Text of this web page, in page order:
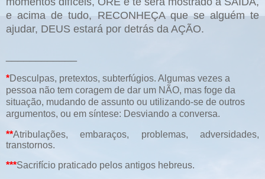
e acima de tudo, RECONHEÇA que se alguém te
ajudar, DEUS estará por detrás da AÇÃO.
*Desculpas, pretextos, subterfúgios. Algumas vezes a
pessoa não tem coragem de dar um NÃO, mas foge da
situação, mudando de assunto ou utilizando-se de outros
argumentos, ou em síntese: Desviando a conversa.
**Atribulações, embaraços, problemas, adversidades,
transtornos.
***Sacrifício praticado pelos antigos hebreus.